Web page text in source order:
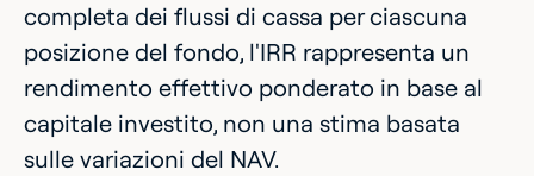
completa dei flussi di cassa per ciascuna
posizione del fondo, l'IRR rappresenta un
rendimento effettivo ponderato in base al
capitale investito, non una stima basata
sulle variazioni del NAV.